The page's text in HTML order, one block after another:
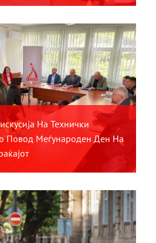
На Технички
Повод Меѓународен Ден На